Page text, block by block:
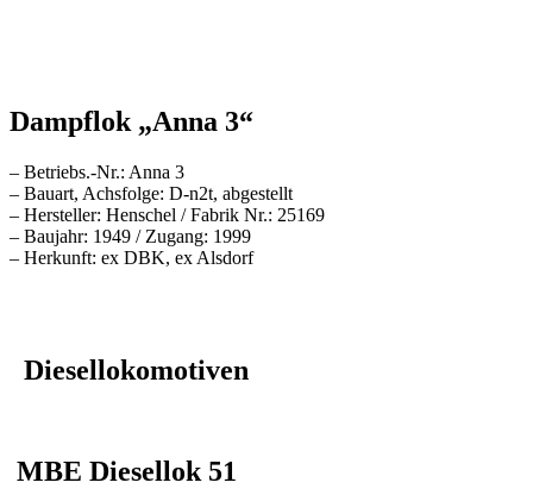
Dampflok „Anna 3“
– Betriebs.-Nr.: Anna 3
– Bauart, Achsfolge: D-n2t, abgestellt
– Hersteller: Henschel / Fabrik Nr.: 25169
– Baujahr: 1949 / Zugang: 1999
– Herkunft: ex DBK, ex Alsdorf
Diesellokomotiven
MBE Diesellok 51